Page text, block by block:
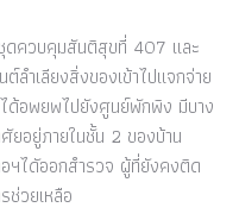
ดควบคุมสันติสุขที่ 407 และ
ลำเลียงสิ่งของเข้าไปแจกจ่าย
ด้อพยพไปยังศูนย์พักพิง มีบาง
ยอยู่ภายในชั้น 2 ของบ้าน
ฯไดัออกสำรวจ ผู้ที่ยังคงติด
ช่วยเหลือ